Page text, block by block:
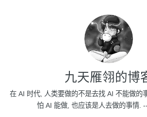
九天雁翎的博
在 AI 时代, 人类要做的不是去找 AI 不能做的
怕 AI 能做, 也应该是人去做的事情.